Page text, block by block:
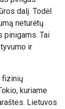
dalį. Todėl
neturėtų
pinigams. Tai
ir
fizinių
kuriame
Lietuvos